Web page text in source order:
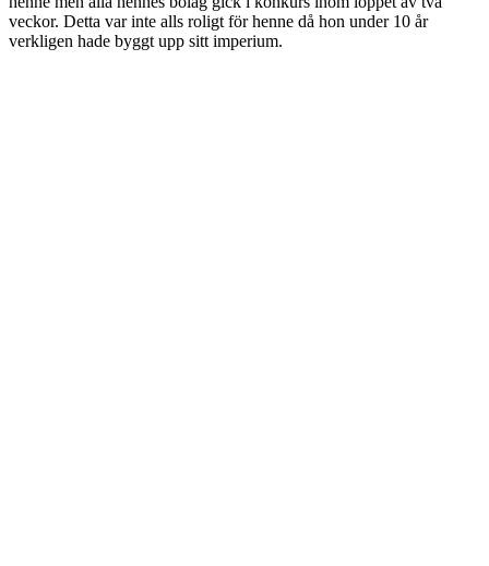
veckor. Detta var inte alls roligt för henne då hon under 10 år
verkligen hade byggt upp sitt imperium.